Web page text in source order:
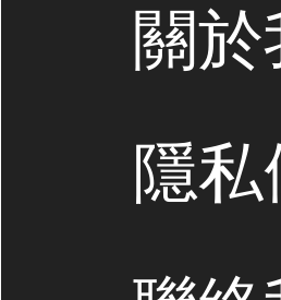
關
隱